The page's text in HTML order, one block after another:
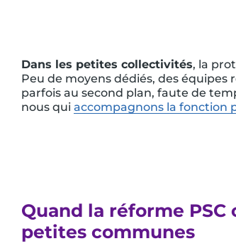
Dans les petites collectivités, la
Peu de moyens dédiés, des
parfois au second plan, faute de
nous qui accompagnons la fonction
Quand la réforme
petites communes